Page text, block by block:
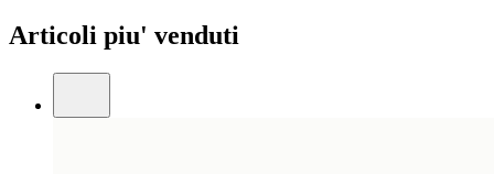
Articoli piu' venduti